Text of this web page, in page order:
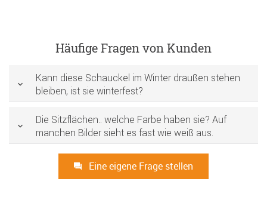
Häufige Fragen von Kunden
Kann diese Schauckel im Winter draußen stehen
bleiben, ist sie winterfest?
Die Sitzflächen.. welche Farbe haben sie? Auf
manchen Bilder sieht es fast wie weiß aus.
Eine eigene Frage stellen